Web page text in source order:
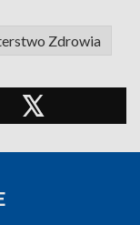
Zdrowia